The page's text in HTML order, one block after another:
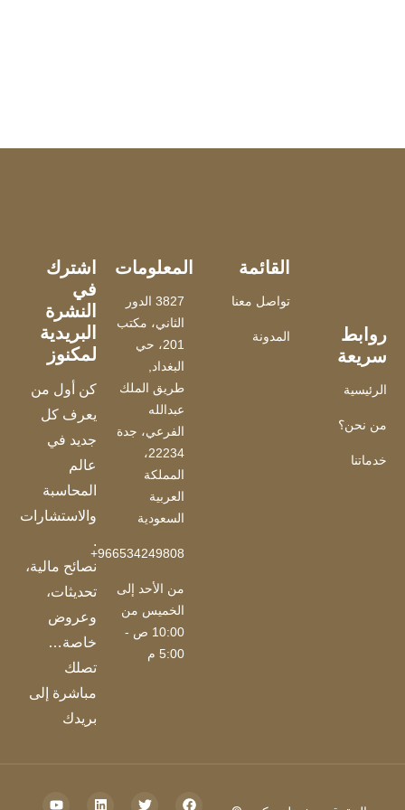
روابط
سريعة
الرئيسية
من نحن؟
خدماتنا
القائمة
تواصل معنا
المدونة
المعلومات
3827 الدور
الثاني، مكتب
201، حي
البغداد,
طريق الملك
عبدالله
الفرعي، جدة
22234،
المملكة
العربية
السعودية
966534249808+
من الأحد إلى
الخميس من
10:00 ص -
5:00 م
اشترك
في
النشرة
البريدية
لمكنوز
كن أول من
يعرف كل
جديد في
عالم
المحاسبة
والاستشارات
.
نصائح مالية،
تحديثات،
وعروض
خاصة…
تصلك
مباشرة إلى
بريدك